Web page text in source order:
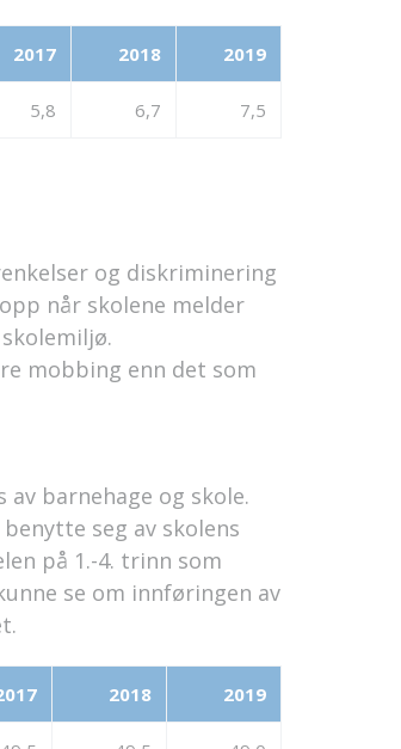
2017 2018 2019
5,8 6,7 7,5
og diskriminering
når skolene melder
mobbing enn det som
barnehage og skole.
seg av skolens
på 1.-4. trinn som
se om innføringen av
2018 2019